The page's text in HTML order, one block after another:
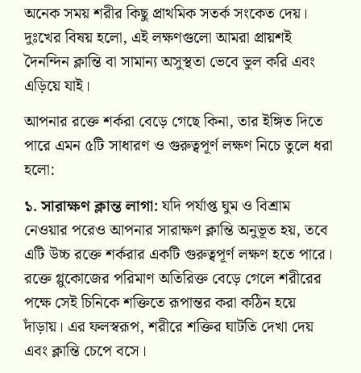
অনেক সময় শরীর কিছু প্রাথমিক সতর্ক সংকেত দেয়।
দুঃখের বিষয় হলো, এই লক্ষণগুলো আমরা প্রায়শই
দৈনন্দিন ক্লান্তি বা সামান্য অসুস্থতা ভেবে ভুল করি এবং
এড়িয়ে যাই।
আপনার রক্তে শর্করা বেড়ে গেছে কিনা, তার ইঙ্গিত দিতে
পারে এমন ৫টি সাধারণ ও গুরুত্বপূর্ণ লক্ষণ নিচে তুলে ধরা
হলো:
১. সারাক্ষণ ক্লান্ত লাগা:যদি পর্যাপ্ত ঘুম ও বিশ্রাম
নেওয়ার পরেও আপনার সারাক্ষণ ক্লান্তি অনুভূত হয়, তবে
এটি উচ্চ রক্তে শর্করার একটি গুরুত্বপূর্ণ লক্ষণ হতে পারে।
রক্তে গ্লুকোজের পরিমাণ অতিরিক্ত বেড়ে গেলে শরীরের
পক্ষে সেই চিনিকে শক্তিতে রূপান্তর করা কঠিন হয়ে
দাঁড়ায়। এর ফলস্বরূপ, শরীরে শক্তির ঘাটতি দেখা দেয়
এবং ক্লান্তি চেপে বসে।